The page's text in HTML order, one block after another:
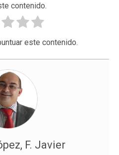
contenido.
este contenido.
F. Javier